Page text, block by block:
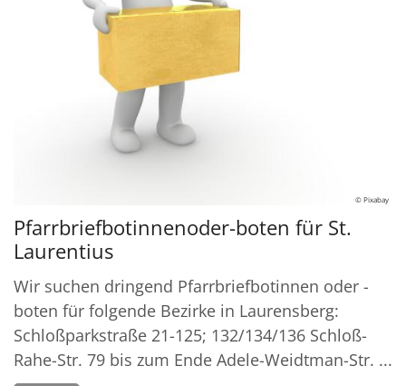
© Pixabay
Pfarrbriefbotinnenoder-boten für St.
Laurentius
Wir suchen dringend Pfarrbriefbotinnen oder -
boten für folgende Bezirke in Laurensberg:
Schloßparkstraße 21-125; 132/134/136 Schloß-
Rahe-Str. 79 bis zum Ende Adele-Weidtman-Str. ...